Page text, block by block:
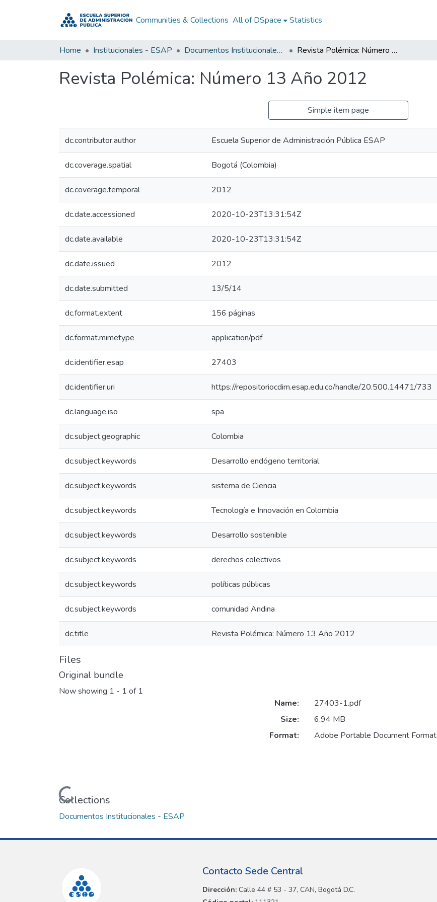
Communities & Collections All of DSpace Statistics
Home Institucionales - ESAP Documentos Institucionales - ESAP Revista Polémica: Número 13 Año 2012
Revista Polémica: Número 13 Año 2012
Simple item page
dc.contributor.author Escuela Superior de Administración Pública ESAP
dc.coverage.spatial Bogotá (Colombia)
dc.coverage.temporal 2012
dc.date.accessioned 2020-10-23T13:31:54Z
dc.date.available 2020-10-23T13:31:54Z
dc.date.issued 2012
dc.date.submitted 13/5/14
dc.format.extent 156 páginas
dc.format.mimetype application/pdf
dc.identifier.esap 27403
dc.identifier.uri https://repositoriocdim.esap.edu.co/handle/20.500.14471/733
dc.language.iso spa
dc.subject.geographic Colombia
dc.subject.keywords Desarrollo endógeno territorial
dc.subject.keywords sistema de Ciencia
dc.subject.keywords Tecnología e Innovación en Colombia
dc.subject.keywords Desarrollo sostenible
dc.subject.keywords derechos colectivos
dc.subject.keywords políticas públicas
dc.subject.keywords comunidad Andina
dc.title Revista Polémica: Número 13 Año 2012
Files
Original bundle
Now showing 1 - 1 of 1
Loading...
Name:
27403-1.pdf
Size:
6.94 MB
Format:
Adobe Portable Document Format
Collections
Documentos Institucionales - ESAP
Contacto Sede Central
Dirección: Calle 44 # 53 - 37, CAN, Bogotá D.C.